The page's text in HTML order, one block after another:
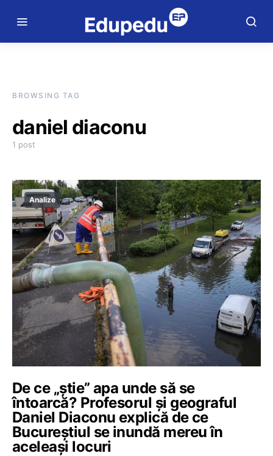
BROWSING TAG
daniel diaconu
1 post
Analize
De ce „știe” apa unde să se
întoarcă? Profesorul și geograful
Daniel Diaconu explică de ce
Bucureștiul se inundă mereu în
aceleași locuri